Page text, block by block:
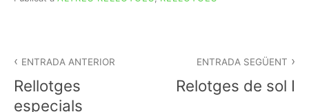
d'entrades
ENTRADA ANTERIOR
Rellotges
especials
ENTRADA SEGÜENT
Relotges de sol I